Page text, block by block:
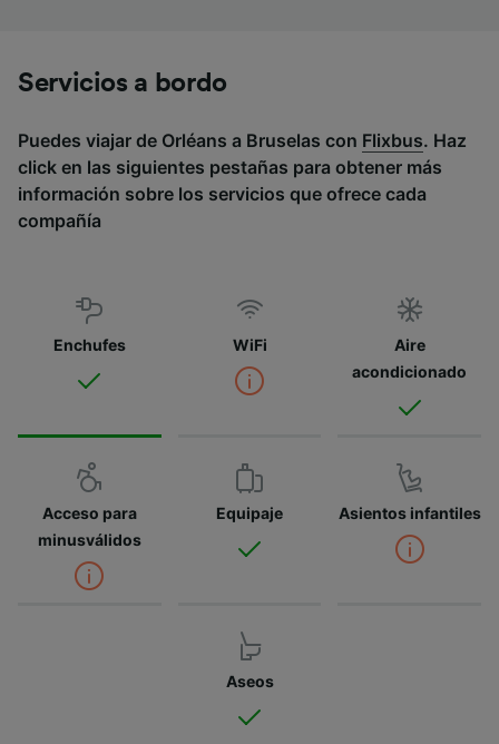
Servicios a bordo
Puedes viajar de Orléans a Bruselas con Flixbus. Haz
click en las siguientes pestañas para obtener más
información sobre los servicios que ofrece cada
compañía
Enchufes WiFi
Aire
acondicionado
Acceso para
minusválidos
Equipaje Asientos infantiles
Aseos